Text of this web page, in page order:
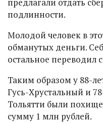
предлагали отдать
подлинности.
Молодой человек в
обманутых деньги.
остальное переводил
Таким образом у 88-
Гусь-Хрустальный и
Тольятти были
сумму 1 млн рублей.